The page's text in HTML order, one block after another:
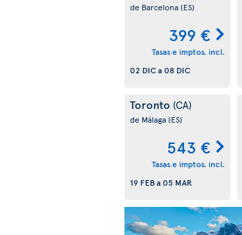
de Barcelona(ES)
399 €
Tasas e imptos. incl.
02 DICa08 DIC
Toronto (CA)
de Málaga(ES)
543 €
Tasas e imptos. incl.
19 FEBa05 MAR